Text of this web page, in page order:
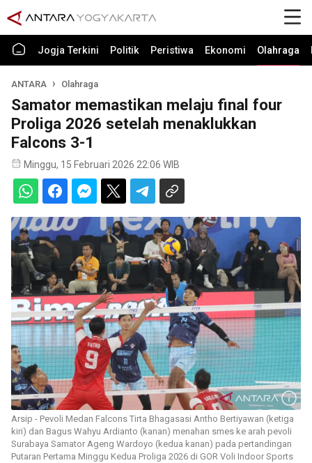
Jogja Terkini Politik Peristiwa Ekonomi Olahraga
ANTARA Olahraga
Samator memastikan melaju final four
Proliga 2026 setelah menaklukkan
Falcons 3-1
Minggu, 15 Februari 2026 22:06 WIB
Arsip - Pevoli Medan Falcons Tirta Bhagasasi Antho Bertiyawan (ketiga
kiri) dan Bagus Wahyu Ardianto (kanan) menahan smes ke arah pevoli
Surabaya Samator Ageng Wardoyo (kedua kanan) pada pertandingan
Putaran Pertama Minggu Kedua Proliga 2026 di GOR Voli Indoor Sports